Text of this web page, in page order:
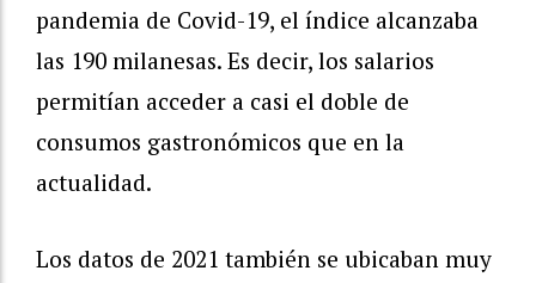
pandemia de Covid-19, el índice alcanzaba
las 190 milanesas. Es decir, los salarios
permitían acceder a casi el doble de
consumos gastronómicos que en la
actualidad.
Los datos de 2021 también se ubicaban muy